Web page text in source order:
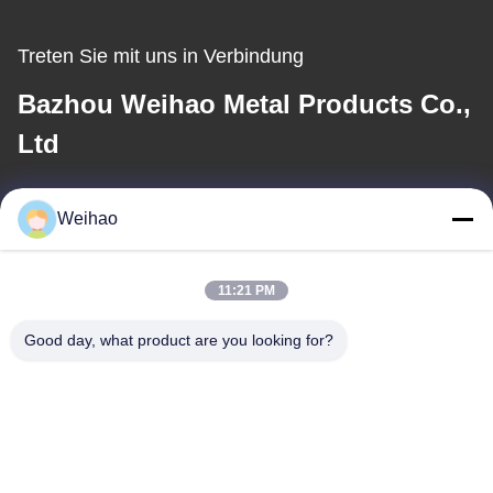
Treten Sie mit uns in Verbindung
Bazhou Weihao Metal Products Co.,
Ltd
E-Mail
408690175@qq.com
Unsere Adresse
Weihao
11:21 PM
Good day, what product are you looking for?